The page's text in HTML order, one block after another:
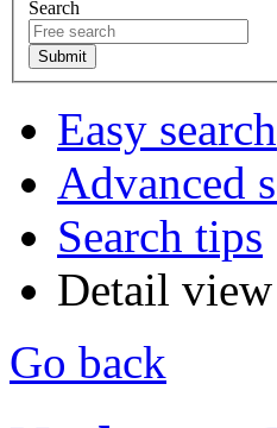
Search
Easy search
Advanced
Search tips
Detail view
Go back